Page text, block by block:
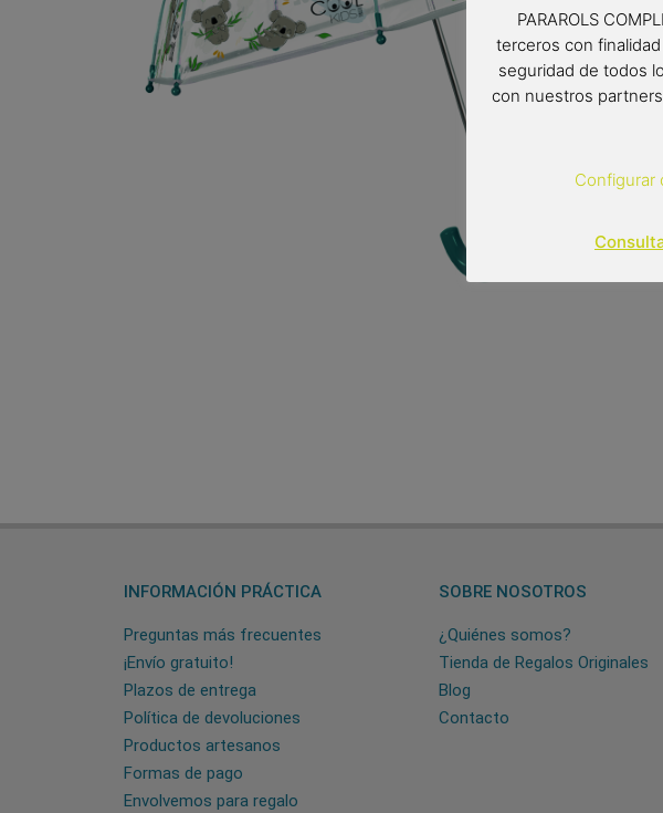
INFORMACIÓN PRÁCTICA
Preguntas más frecuentes
¡Envío gratuito!
Plazos de entrega
Política de devoluciones
Productos artesanos
Formas de pago
Envolvemos para regalo
SOBRE NOSOTROS
¿Quiénes somos?
Tienda de Regalos Originales
Blog
Contacto
PARAROLS
terceros con
seguridad de todos
con nuestros
Configurar